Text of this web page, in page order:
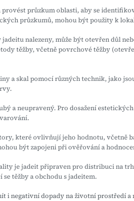
provést průzkum oblasti, aby se
průzkumů, mohou být použity k
jadeitu nalezeny, může být otevřen důl
těžby, včetně povrchové těžby
a skal pomocí různých technik, jako
a neupravený. Pro dosažení
které ovlivňují jeho hodnotu, včetně
být zapojeni při ověřování a
je jadeit připraven pro distribuci na
těžby a obchodu s jadeitem.
i negativní dopady na životní prostředí